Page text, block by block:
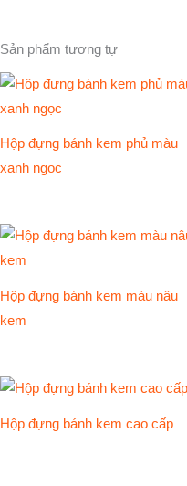
Sản phẩm tương tự
Hộp đựng bánh kem phủ màu
xanh ngọc
Hộp đựng bánh kem màu nâu
kem
Hộp đựng bánh kem cao cấp